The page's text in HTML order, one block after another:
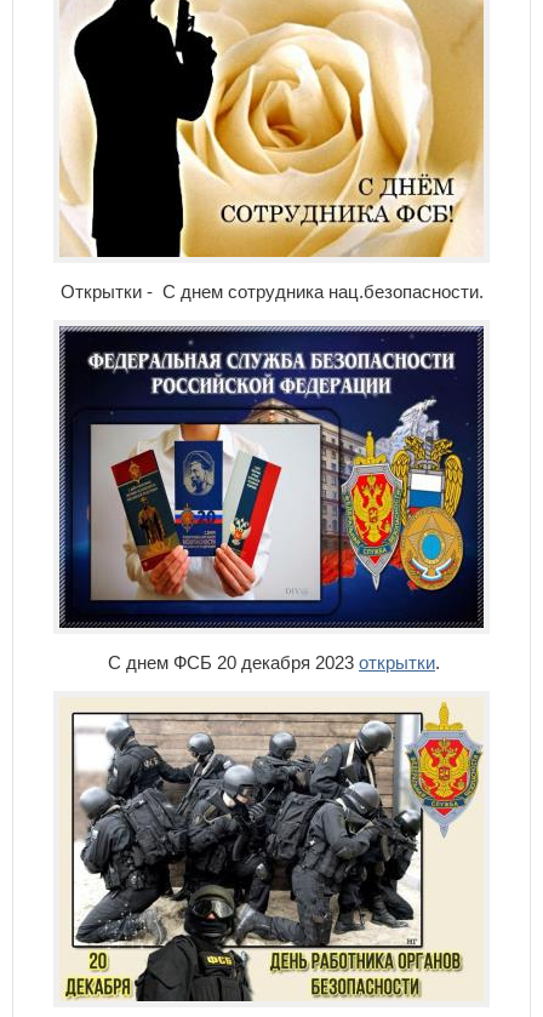
Открытки - С днем сотрудника нац.безопасности.
С днем ФСБ 20 декабря 2023 открытки.